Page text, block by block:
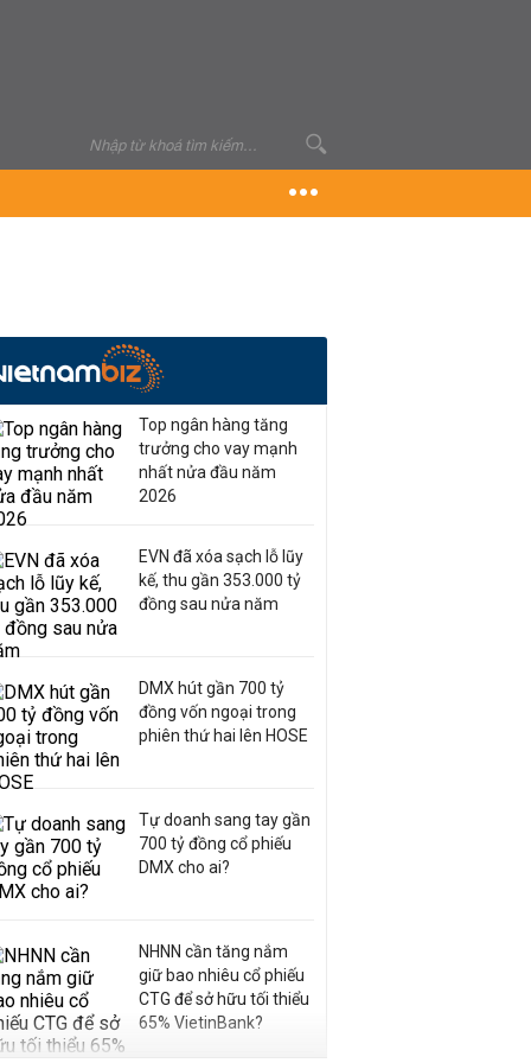
Top ngân hàng tăng
trưởng cho vay mạnh
nhất nửa đầu năm
2026
EVN đã xóa sạch lỗ lũy
kế, thu gần 353.000 tỷ
đồng sau nửa năm
DMX hút gần 700 tỷ
đồng vốn ngoại trong
phiên thứ hai lên HOSE
Tự doanh sang tay gần
700 tỷ đồng cổ phiếu
DMX cho ai?
NHNN cần tăng nắm
giữ bao nhiêu cổ phiếu
CTG để sở hữu tối thiểu
65% VietinBank?